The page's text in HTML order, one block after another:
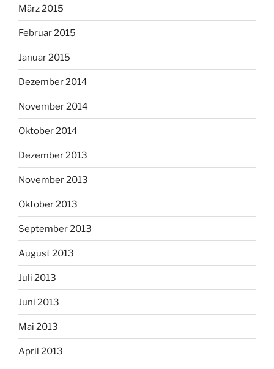
März 2015
Februar 2015
Januar 2015
Dezember 2014
November 2014
Oktober 2014
Dezember 2013
November 2013
Oktober 2013
September 2013
August 2013
Juli 2013
Juni 2013
Mai 2013
April 2013